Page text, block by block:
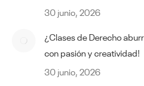
30 junio, 2026
¿Clases de Derecho
con pasión y creatividad!
30 junio, 2026